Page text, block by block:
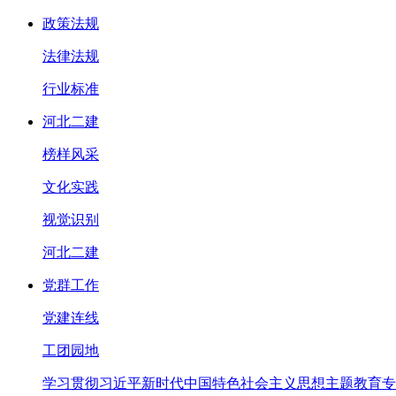
政策法规
法律法规
行业标准
河北二建
榜样风采
文化实践
视觉识别
河北二建
党群工作
党建连线
工团园地
学习贯彻习近平新时代中国特色社会主义思想主题教育